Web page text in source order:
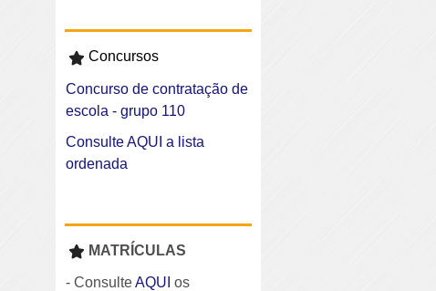
Concursos
Concurso de contratação de
escola - grupo 110
Consulte AQUI a lista
ordenada
MATRÍCULAS
- ConsulteAQUI os